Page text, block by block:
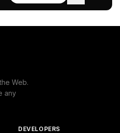
Web.
any
DEVELOPERS